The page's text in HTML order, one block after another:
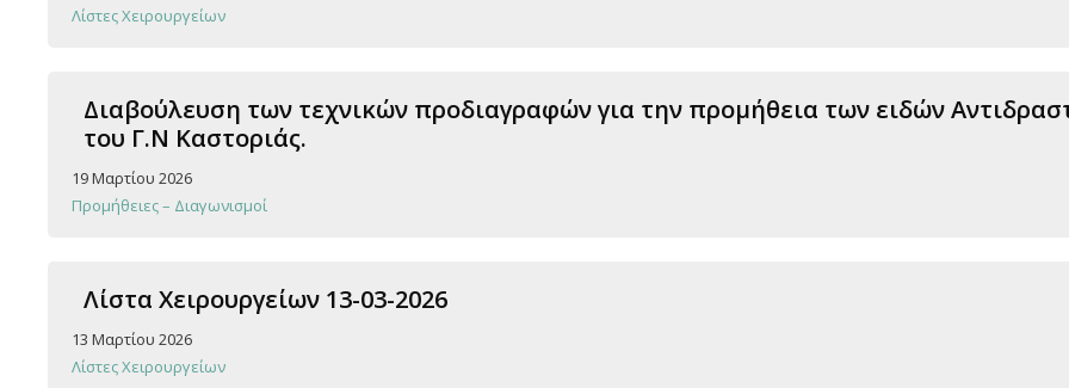
Λίστες Χειρουργείων
Διαβούλευση των τεχνικών προδιαγραφών για την προμήθεια των ειδών
του Γ.Ν Καστοριάς.
19 Μαρτίου 2026
Προμήθειες – Διαγωνισμοί
Λίστα Χειρουργείων 13-03-2026
13 Μαρτίου 2026
Λίστες Χειρουργείων